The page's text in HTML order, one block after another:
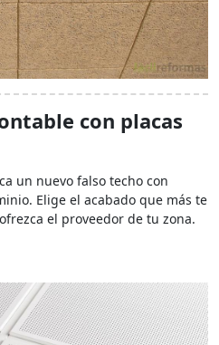
con placas
un nuevo falso techo con
Elige el acabado que más te
el proveedor de tu zona.